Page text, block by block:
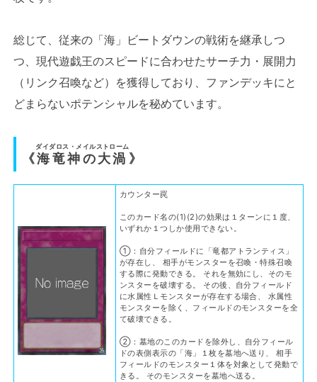
総じて、従来の「海」ビートダウンの戦術を継承しつ
つ、現代遊戯王のスピードに合わせたサーチ力・展開力
（リンク召喚など）を獲得しており、ファンデッキにと
どまらないポテンシャルを秘めています。
《海竜神の大渦
ダイダロス・メイルストローム
》
カウンター罠
このカード名の(1)(2)の効果は１ターンに１度、
いずれか１つしか使用できない。
①：自分フィールドに「竜都アトランティス」
が存在し、 相手がモンスターを召喚・特殊召喚
する際に発動できる。 それを無効にし、そのモ
ンスターを破壊する。 その後、自分フィールド
に水属性Ｌモンスターが存在する場合、 水属性
モンスターを除く、フィールドのモンスターを全
て破壊できる。
②：墓地のこのカードを除外し、自分フィール
ドの表側表示の「海」１枚を墓地へ送り、 相手
フィールドのモンスター１体を対象として発動で
きる。 そのモンスターを墓地へ送る。